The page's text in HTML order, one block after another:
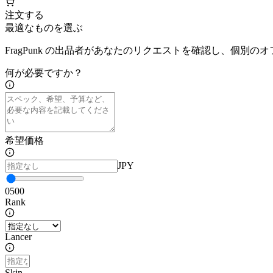
注文する
最適なものを選ぶ
FragPunk の出品者があなたのリクエストを確認し、個別のオ
何が必要ですか？
希望価格
JPY
0500
Rank
Lancer